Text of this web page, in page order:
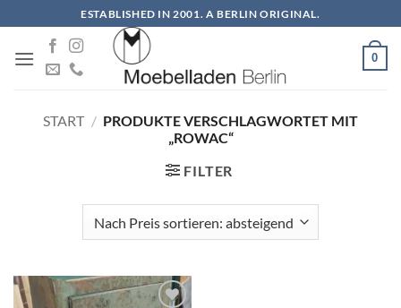
Inhalt
springen
ESTABLISHED IN 2001. A BERLIN ORIGINAL.
0
START / PRODUKTE VERSCHLAGWORTET MIT
„ROWAC“
FILTER